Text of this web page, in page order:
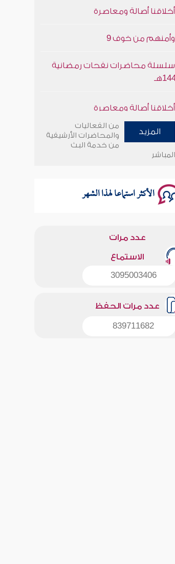
سلسلة محاضرات نفحات رمضانية
المزيد
من الفعاليات
والمحاضرات الأرشيفية
من خدمة البث
المباشر
الأكثر استماعا لهذا الشهر
عدد مرات
الاستماع
3095003406
عدد مرات الحفظ
839711682